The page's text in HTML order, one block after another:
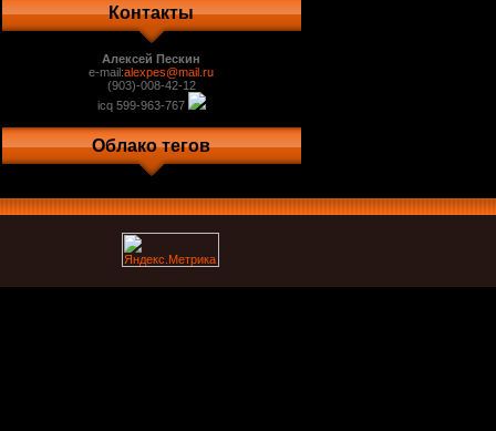
Контакты
Алексей Пескин
e-mail:alexpes@mail.ru
(903)-008-42-12
icq 599-963-767
Облако тегов